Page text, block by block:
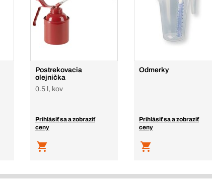
Postrekovacia
olejnička
0.5 l, kov
Prihlásiť sa a zobraziť
ceny
Odmerky
Prihlásiť sa a zobraziť
ceny